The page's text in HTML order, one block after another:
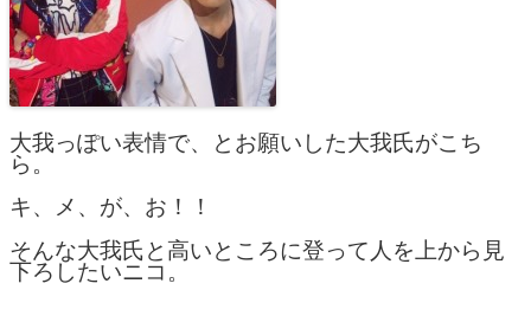
大我っぽい表情で、とお願いした大我氏がこち
ら。
キ、メ、が、お！！
そんな大我氏と高いところに登って人を上から見
下ろしたいニコ。